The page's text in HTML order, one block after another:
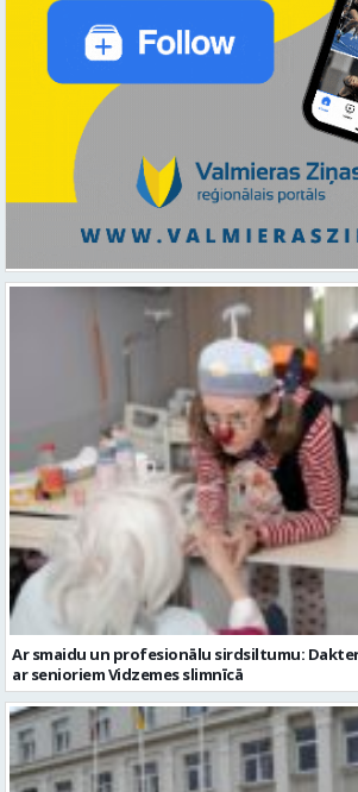
Ar smaidu un profesionālu sirdsiltumu:
ar senioriem Vidzemes slimnīcā